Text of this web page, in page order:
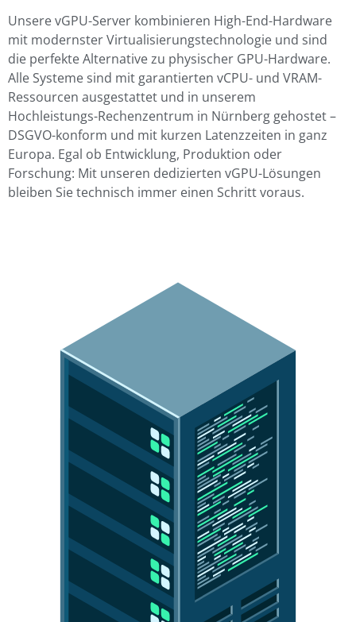
Unsere vGPU-Server kombinieren High-End-Hardware
mit modernster Virtualisierungstechnologie und sind
die perfekte Alternative zu physischer GPU-Hardware.
Alle Systeme sind mit garantierten vCPU- und VRAM-
Ressourcen ausgestattet und in unserem
Hochleistungs-Rechenzentrum in Nürnberg gehostet –
DSGVO-konform und mit kurzen Latenzzeiten in ganz
Europa. Egal ob Entwicklung, Produktion oder
Forschung: Mit unseren dedizierten vGPU-Lösungen
bleiben Sie technisch immer einen Schritt voraus.